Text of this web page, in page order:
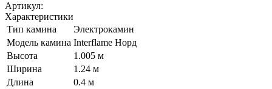
Артикул:
Характеристики
Тип камина
Электрокамин
Модель камина Interflame Норд
Высота
1.005 м
Ширина
1.24 м
Длина
0.4 м